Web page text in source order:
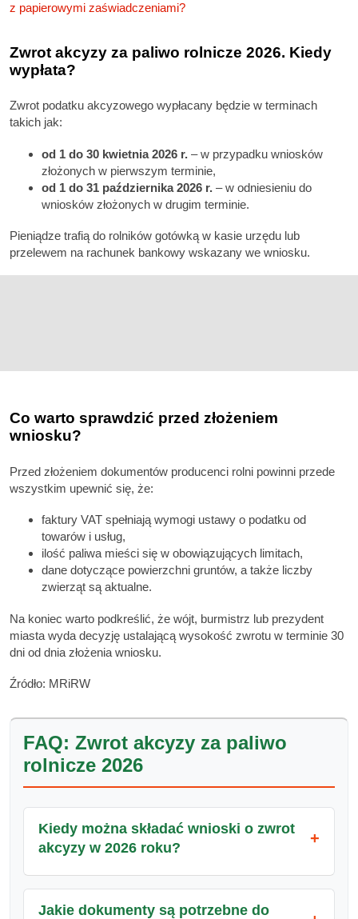
z papierowymi zaświadczeniami?
Zwrot akcyzy za paliwo rolnicze 2026. Kiedy
wypłata?
Zwrot podatku akcyzowego wypłacany będzie w terminach
takich jak:
od 1 do 30 kwietnia 2026 r. – w przypadku wniosków
złożonych w pierwszym terminie,
od 1 do 31 października 2026 r. – w odniesieniu do
wniosków złożonych w drugim terminie.
Pieniądze trafią do rolników gotówką w kasie urzędu lub
przelewem na rachunek bankowy wskazany we wniosku.
Co warto sprawdzić przed złożeniem
wniosku?
Przed złożeniem dokumentów producenci rolni powinni przede
wszystkim upewnić się, że:
faktury VAT spełniają wymogi ustawy o podatku od
towarów i usług,
ilość paliwa mieści się w obowiązujących limitach,
dane dotyczące powierzchni gruntów, a także liczby
zwierząt są aktualne.
Na koniec warto podkreślić, że wójt, burmistrz lub prezydent
miasta wyda decyzję ustalającą wysokość zwrotu w terminie 30
dni od dnia złożenia wniosku.
Źródło: MRiRW
FAQ: Zwrot akcyzy za paliwo
rolnicze 2026
Kiedy można składać wnioski o zwrot
akcyzy w 2026 roku?
Jakie dokumenty są potrzebne do